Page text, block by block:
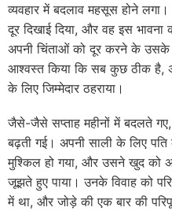
व्यवहार में बदलाव महसूस होने
दूर दिखाई दिया, और वह इस
अपनी चिंताओं को दूर करने के
आश्वस्त किया कि सब कुछ ठीक है,
के लिए जिम्मेदार ठहराया।
जैसे-जैसे सप्ताह महीनों में बदलते
बढ़ती गई। अपनी साली के लिए
मुश्किल हो गया, और उसने खुद को
जूझते हुए पाया। उनके विवाह को
में था, और जोड़े की एक बार की